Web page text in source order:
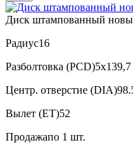
Диск штампованный
Радиус16
Разболтовка (PCD)5x139,7
Центр. отверстие (DIA)
Вылет (ET)52
Продажапо 1 шт.